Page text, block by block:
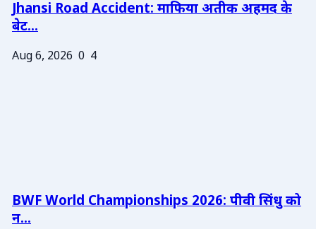
Jhansi Road Accident: माफिया अतीक अहमद के
बेट...
Aug 6, 2026 0 4
BWF World Championships 2026: पीवी सिंधु को
न...